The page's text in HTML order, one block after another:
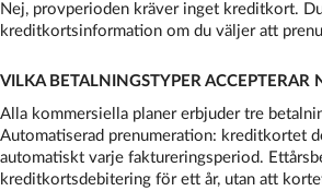
Nej, provperioden kräver inget kreditkort.
kreditkortsinformation om du väljer att
VILKA BETALNINGSTYPER ACCEPTERAR
Alla kommersiella planer erbjuder tre
Automatiserad prenumeration: kreditkortet
automatiskt varje faktureringsperiod.
kreditkortsdebitering för ett år, utan att